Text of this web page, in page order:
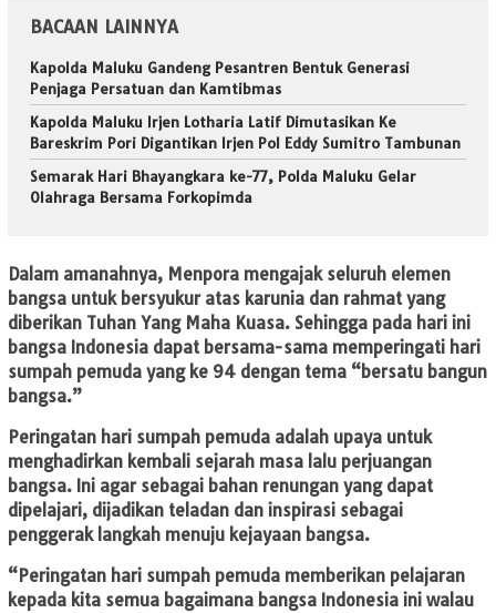
BACAAN LAINNYA
Kapolda Maluku Gandeng Pesantren Bentuk Generasi
Penjaga Persatuan dan Kamtibmas
Kapolda Maluku Irjen Lotharia Latif Dimutasikan Ke
Bareskrim Pori Digantikan Irjen Pol Eddy Sumitro Tambunan
Semarak Hari Bhayangkara ke-77, Polda Maluku Gelar
Olahraga Bersama Forkopimda
Dalam amanahnya, Menpora mengajak seluruh elemen
bangsa untuk bersyukur atas karunia dan rahmat yang
diberikan Tuhan Yang Maha Kuasa. Sehingga pada hari ini
bangsa Indonesia dapat bersama-sama memperingati hari
sumpah pemuda yang ke 94 dengan tema “bersatu bangun
bangsa.”
Peringatan hari sumpah pemuda adalah upaya untuk
menghadirkan kembali sejarah masa lalu perjuangan
bangsa. Ini agar sebagai bahan renungan yang dapat
dipelajari, dijadikan teladan dan inspirasi sebagai
penggerak langkah menuju kejayaan bangsa.
“Peringatan hari sumpah pemuda memberikan pelajaran
kepada kita semua bagaimana bangsa Indonesia ini walau